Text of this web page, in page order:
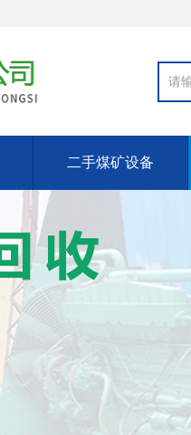
二手煤矿设备